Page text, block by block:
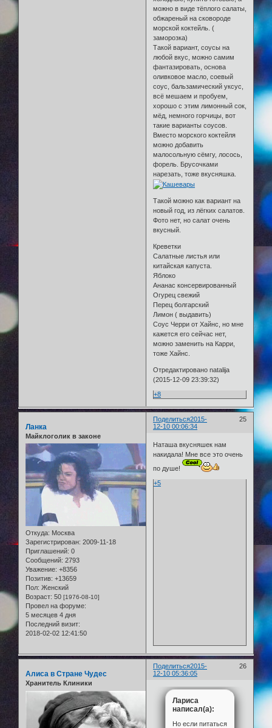
можно в виде тёплого салаты,
обжареный на сковороде
морской коктейль. (
заморозка)
Такой вариант, соусы на
любой вкус, можно самим
фантазировать, основа
оливковое масло, соевый
соус, бальзамический уксус,
всё мешаем и пробуем,
хорошо с этим лимонный сок,
мёд, немного горчицы, вот
такие варианты соусов.
Вместо морского коктейля
можно добавить
малосольную сёмгу, лосось,
форель. Брусочками
нарезать, тоже вкусняшка.
Такой можно как вариант на
новый год, из лёгких салатов.
Фото нет, но салат очень
вкусный.
Креветки
Салатные листья или
китайская капуста.
Яблоко
Ананас консервированный
Огурец свежий
Перец болгарский
Лимон ( выдавить)
Соус Черри от Хайнс, но мне
кажется его сейчас нет,
можно заменить на Карри,
тоже Хайнс.
Отредактировано natalija
(2015-12-09 23:39:32)
+8
Поделиться 25
2015-
12-10 00:06:34
Ланка
Майклоголик в законе
Откуда: Москва
Зарегистрирован: 2009-11-18
Приглашений: 0
Сообщений: 2793
Уважение: +8356
Позитив: +13659
Пол: Женский
Возраст: 50 [1976-08-10]
Провел на форуме:
5 месяцев 4 дня
Последний визит:
2018-02-02 12:41:50
Наташа вкусняшек нам
накидала! Мне все это очень
по душе!
+5
Поделиться 26
2015-
12-10 05:36:05
Алиса в Стране Чудес
Хранитель Клиники
Лариса
написал(а):
Но если питаться